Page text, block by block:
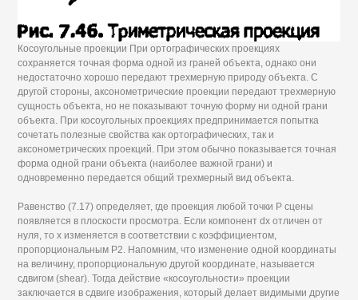
Косоугольные проекции При ортографических проекциях
сохраняется точная форма одной из граней объекта, однако они
недостаточно хорошо передают трехмерную природу объекта. С
другой стороны, аксонометрические проекции передают трехмерную
сущность объекта, но не показывают точную форму ни одной грани
объекта. При косоугольных проекциях предпринимается попытка
сочетать полезные свойства как ортографических, так и
аксонометрических проекций. При этом обычно показывается точная
форма одной грани объекта (наиболее важной грани) и
одновременно передается общий трехмерный вид объекта.
Равенство (7.17) определяет, где проекция любой точки Р сцены
появляется в плоскости просмотра. Если компонент dx отличен от
нуля, то х изменяется в соответствии с коэффициентом,
пропорциональным Р2. Напомним, что изменение одной координаты
на величину, пропорциональную другой координате, называется
сдвигом (shear). Тогда действие «косоугольности» проекции
заключается в сдвиге изображения, который делает видимыми другие